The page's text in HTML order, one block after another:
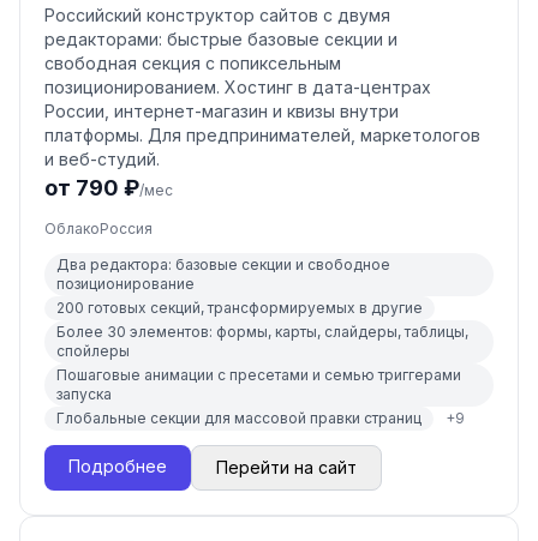
Российский конструктор сайтов с двумя
редакторами: быстрые базовые секции и
свободная секция с попиксельным
позиционированием. Хостинг в дата-центрах
России, интернет-магазин и квизы внутри
платформы. Для предпринимателей, маркетологов
и веб-студий.
от 790 ₽/мес
ОблакоРоссия
Два редактора: базовые секции и свободное
позиционирование
200 готовых секций, трансформируемых в другие
Более 30 элементов: формы, карты, слайдеры, таблицы,
спойлеры
Пошаговые анимации с пресетами и семью триггерами
запуска
Глобальные секции для массовой правки страниц
+9
Подробнее Перейти на сайт